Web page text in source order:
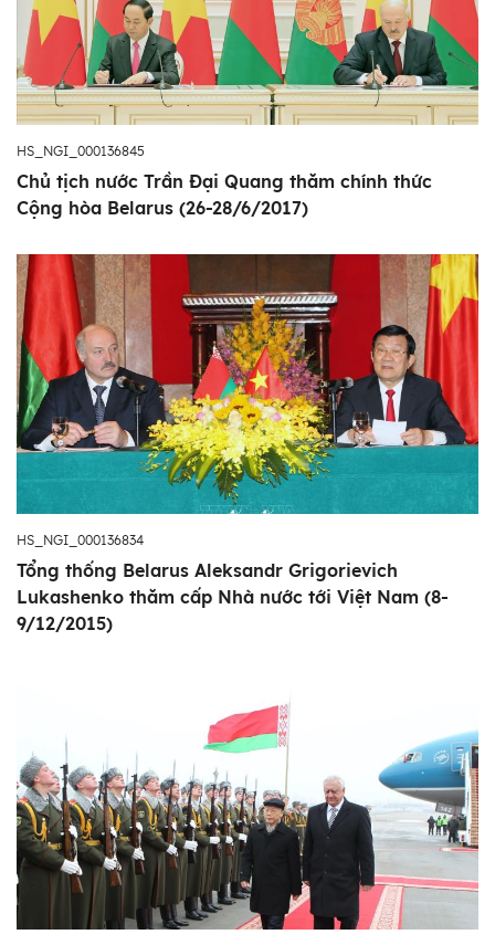
HS_NGI_000136845
Chủ tịch nước Trần Đại Quang thăm chính thức
Cộng hòa Belarus (26-28/6/2017)
HS_NGI_000136834
Tổng thống Belarus Aleksandr Grigorievich
Lukashenko thăm cấp Nhà nước tới Việt Nam (8-
9/12/2015)